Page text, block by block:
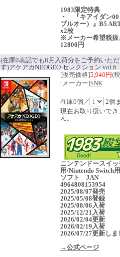
1983限定特典
・ 『キアイダン00
ブルオー）』B5
x2枚
※メーカー希望税抜
12800円
(在庫0表記でも8月入荷分をご予約いた
す)アケアカNEOGEO セレクション vol.6
[販売価格]5,940円(
[メーカー]SNK
在庫0個／
2個
現在お取り扱いでき
ん。
ニンテンドースイッ
用/Nintendo Switch
ソフト JAN
4964808153954
2025/08/07発売
2025/05/08登録
2025/08/06入荷
2025/12/21入荷
2026/02/04更新
2026/02/19入荷
2026/07/27更新しま
→公式ページ